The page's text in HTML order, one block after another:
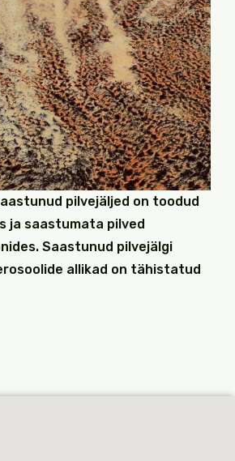
pilvejäljed on toodud
ja saastumata pilved
Saastunud pilvejälgi
allikad on tähistatud